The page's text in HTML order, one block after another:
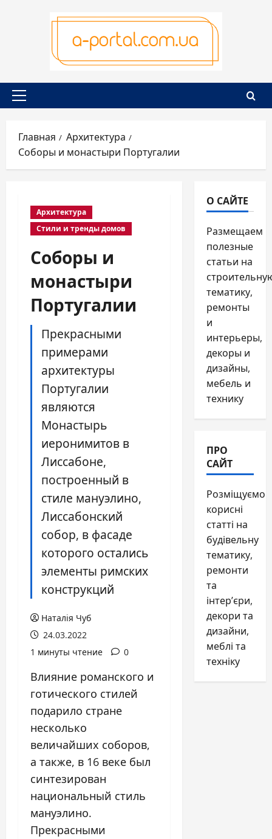
Основное
Главная
Архитектура
Соборы и монастыри Португалии
Архитектура
Стили и тренды домов
Соборы и
монастыри
Португалии
Прекрасными
примерами
архитектуры
Португалии
являются
Монастырь
иеронимитов в
Лиссабоне,
построенный в
стиле мануэлино,
Лиссабонский
собор, в фасаде
которого остались
элементы римских
конструкций
Наталія Чуб
24.03.2022
1 минуты чтение
0
Влияние романского и
готического стилей
подарило стране
несколько
величайших соборов,
а также, в 16 веке был
синтезирован
национальный стиль
мануэлино.
Прекрасными
О САЙТЕ
Размещаем
полезные
статьи на
тематику,
ремонты
и
интерьеры,
декоры и
дизайны,
мебель и
технику
ПРО
САЙТ
Розміщуємо
корисні
статті на
будівельну
тематику,
ремонти
та
інтер’єри,
декори та
дизайни,
меблі та
техніку